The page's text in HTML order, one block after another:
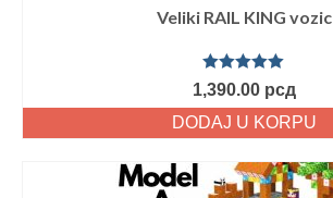
Veliki RAIL KING vozic
Ocenjeno
sa5.00 od
5
1,390.00 рсд
DODAJ U KORPU